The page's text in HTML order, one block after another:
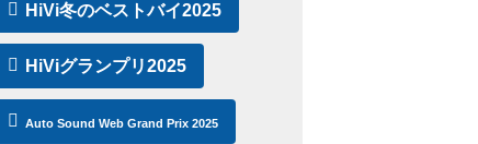
HiVi冬のベストバイ2025
HiViグランプリ2025
Auto Sound Web Grand Prix 2025